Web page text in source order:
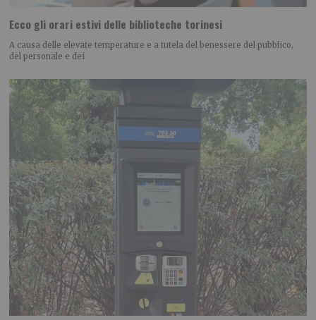
Ecco gli orari estivi delle biblioteche torinesi
A causa delle elevate temperature e a tutela del benessere del pubblico,
del personale e dei